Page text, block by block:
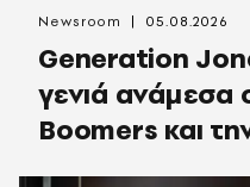
Generation
γενιά ανάμεσα
Boomers και
Newsroom 05.08.2026